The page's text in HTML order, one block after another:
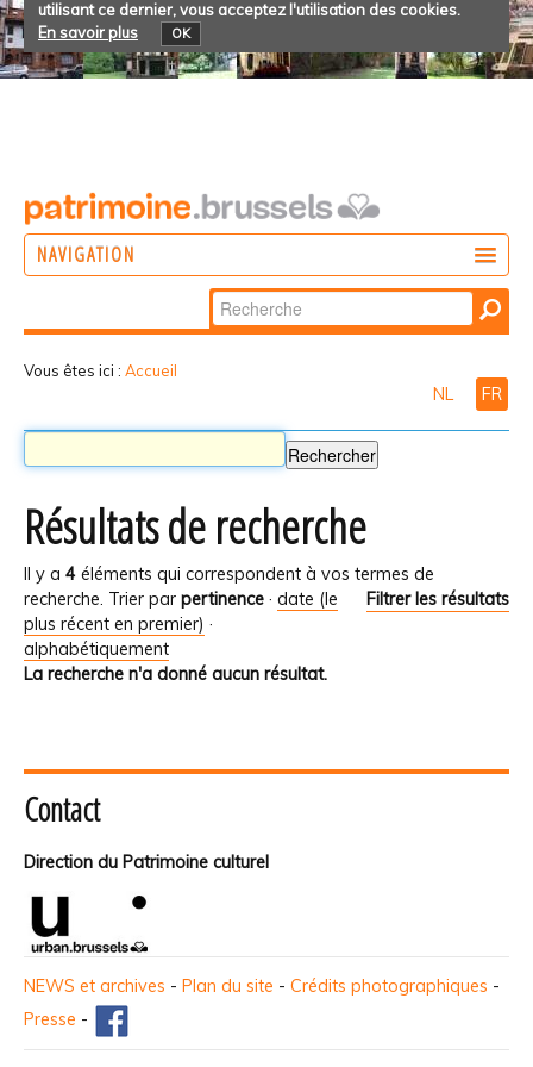
utilisant ce dernier, vous acceptez l'utilisation des cookies.
En savoir plus
OK
NAVIGATION
Chercher par
Recherche
Vous êtes ici : Accueil
NL FR
Résultats de recherche
Il y a 4 éléments qui correspondent à vos termes de
recherche.
Filtrer les résultats
Trier par pertinence · date (le
plus récent en premier) ·
alphabétiquement
La recherche n'a donné aucun résultat.
Contact
Direction du Patrimoine culturel
NEWS et archives - Plan du site - Crédits photographiques -
Presse -